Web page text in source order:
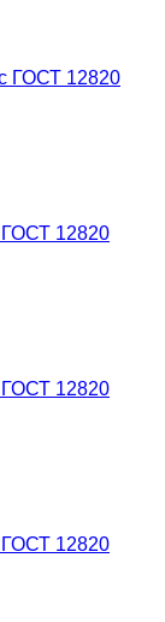
ГОСТ 12820
ГОСТ 12820
ГОСТ 12820
ГОСТ 12820